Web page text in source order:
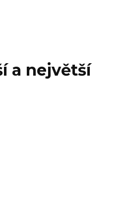
a největší